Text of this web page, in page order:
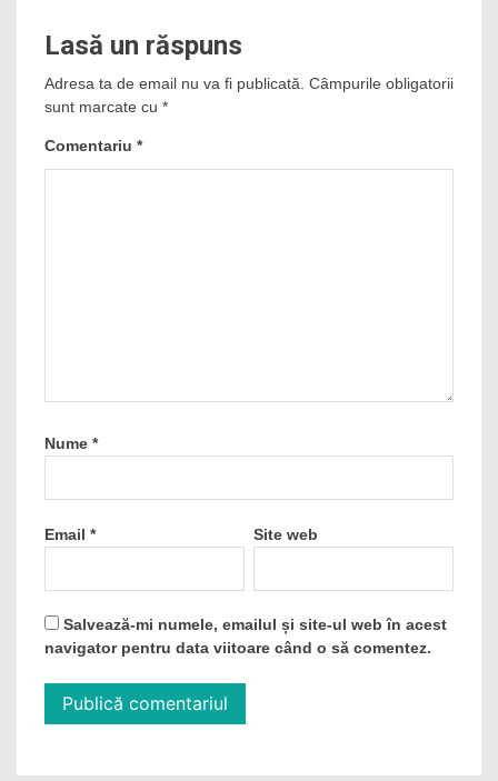
Lasă un răspuns
Adresa ta de email nu va fi publicată. Câmpurile obligatorii
sunt marcate cu *
Comentariu *
Nume *
Email * Site web
Salvează-mi numele, emailul și site-ul web în acest
navigator pentru data viitoare când o să comentez.